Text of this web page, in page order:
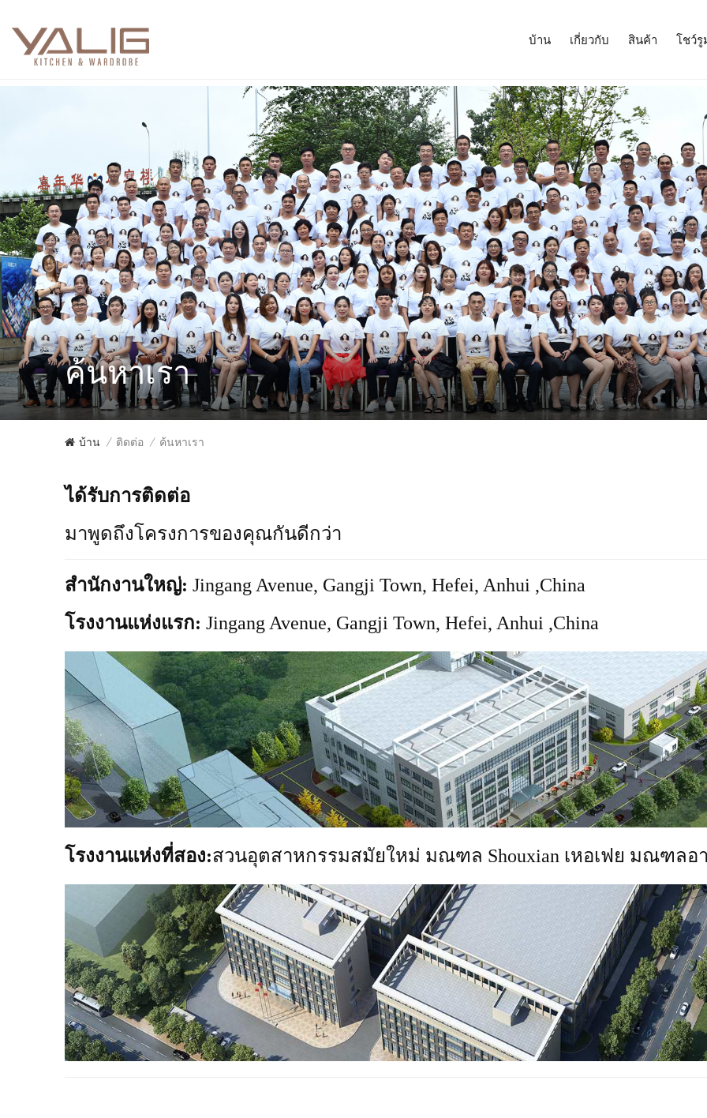
บ้าน เกี่ยวกับ สินค้า โชว์รู
ค้นหาเรา
บ้าน / ติดต่อ / ค้นหาเรา
ได้รับการติดต่อ
มาพูดถึงโครงการของคุณกันดีกว่า
สำนักงานใหญ่: Jingang Avenue, Gangji Town, Hefei, Anhui ,China
โรงงานแห่งแรก: Jingang Avenue, Gangji Town, Hefei, Anhui ,China
โรงงานแห่งที่สอง:สวนอุตสาหกรรมสมัยใหม่ มณฑล Shouxian เหอเฟย มณฑลอ